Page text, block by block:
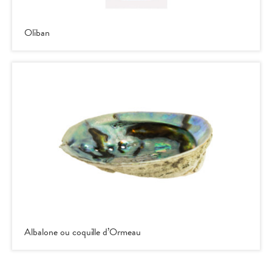
Oliban
Albalone ou coquille d’Ormeau